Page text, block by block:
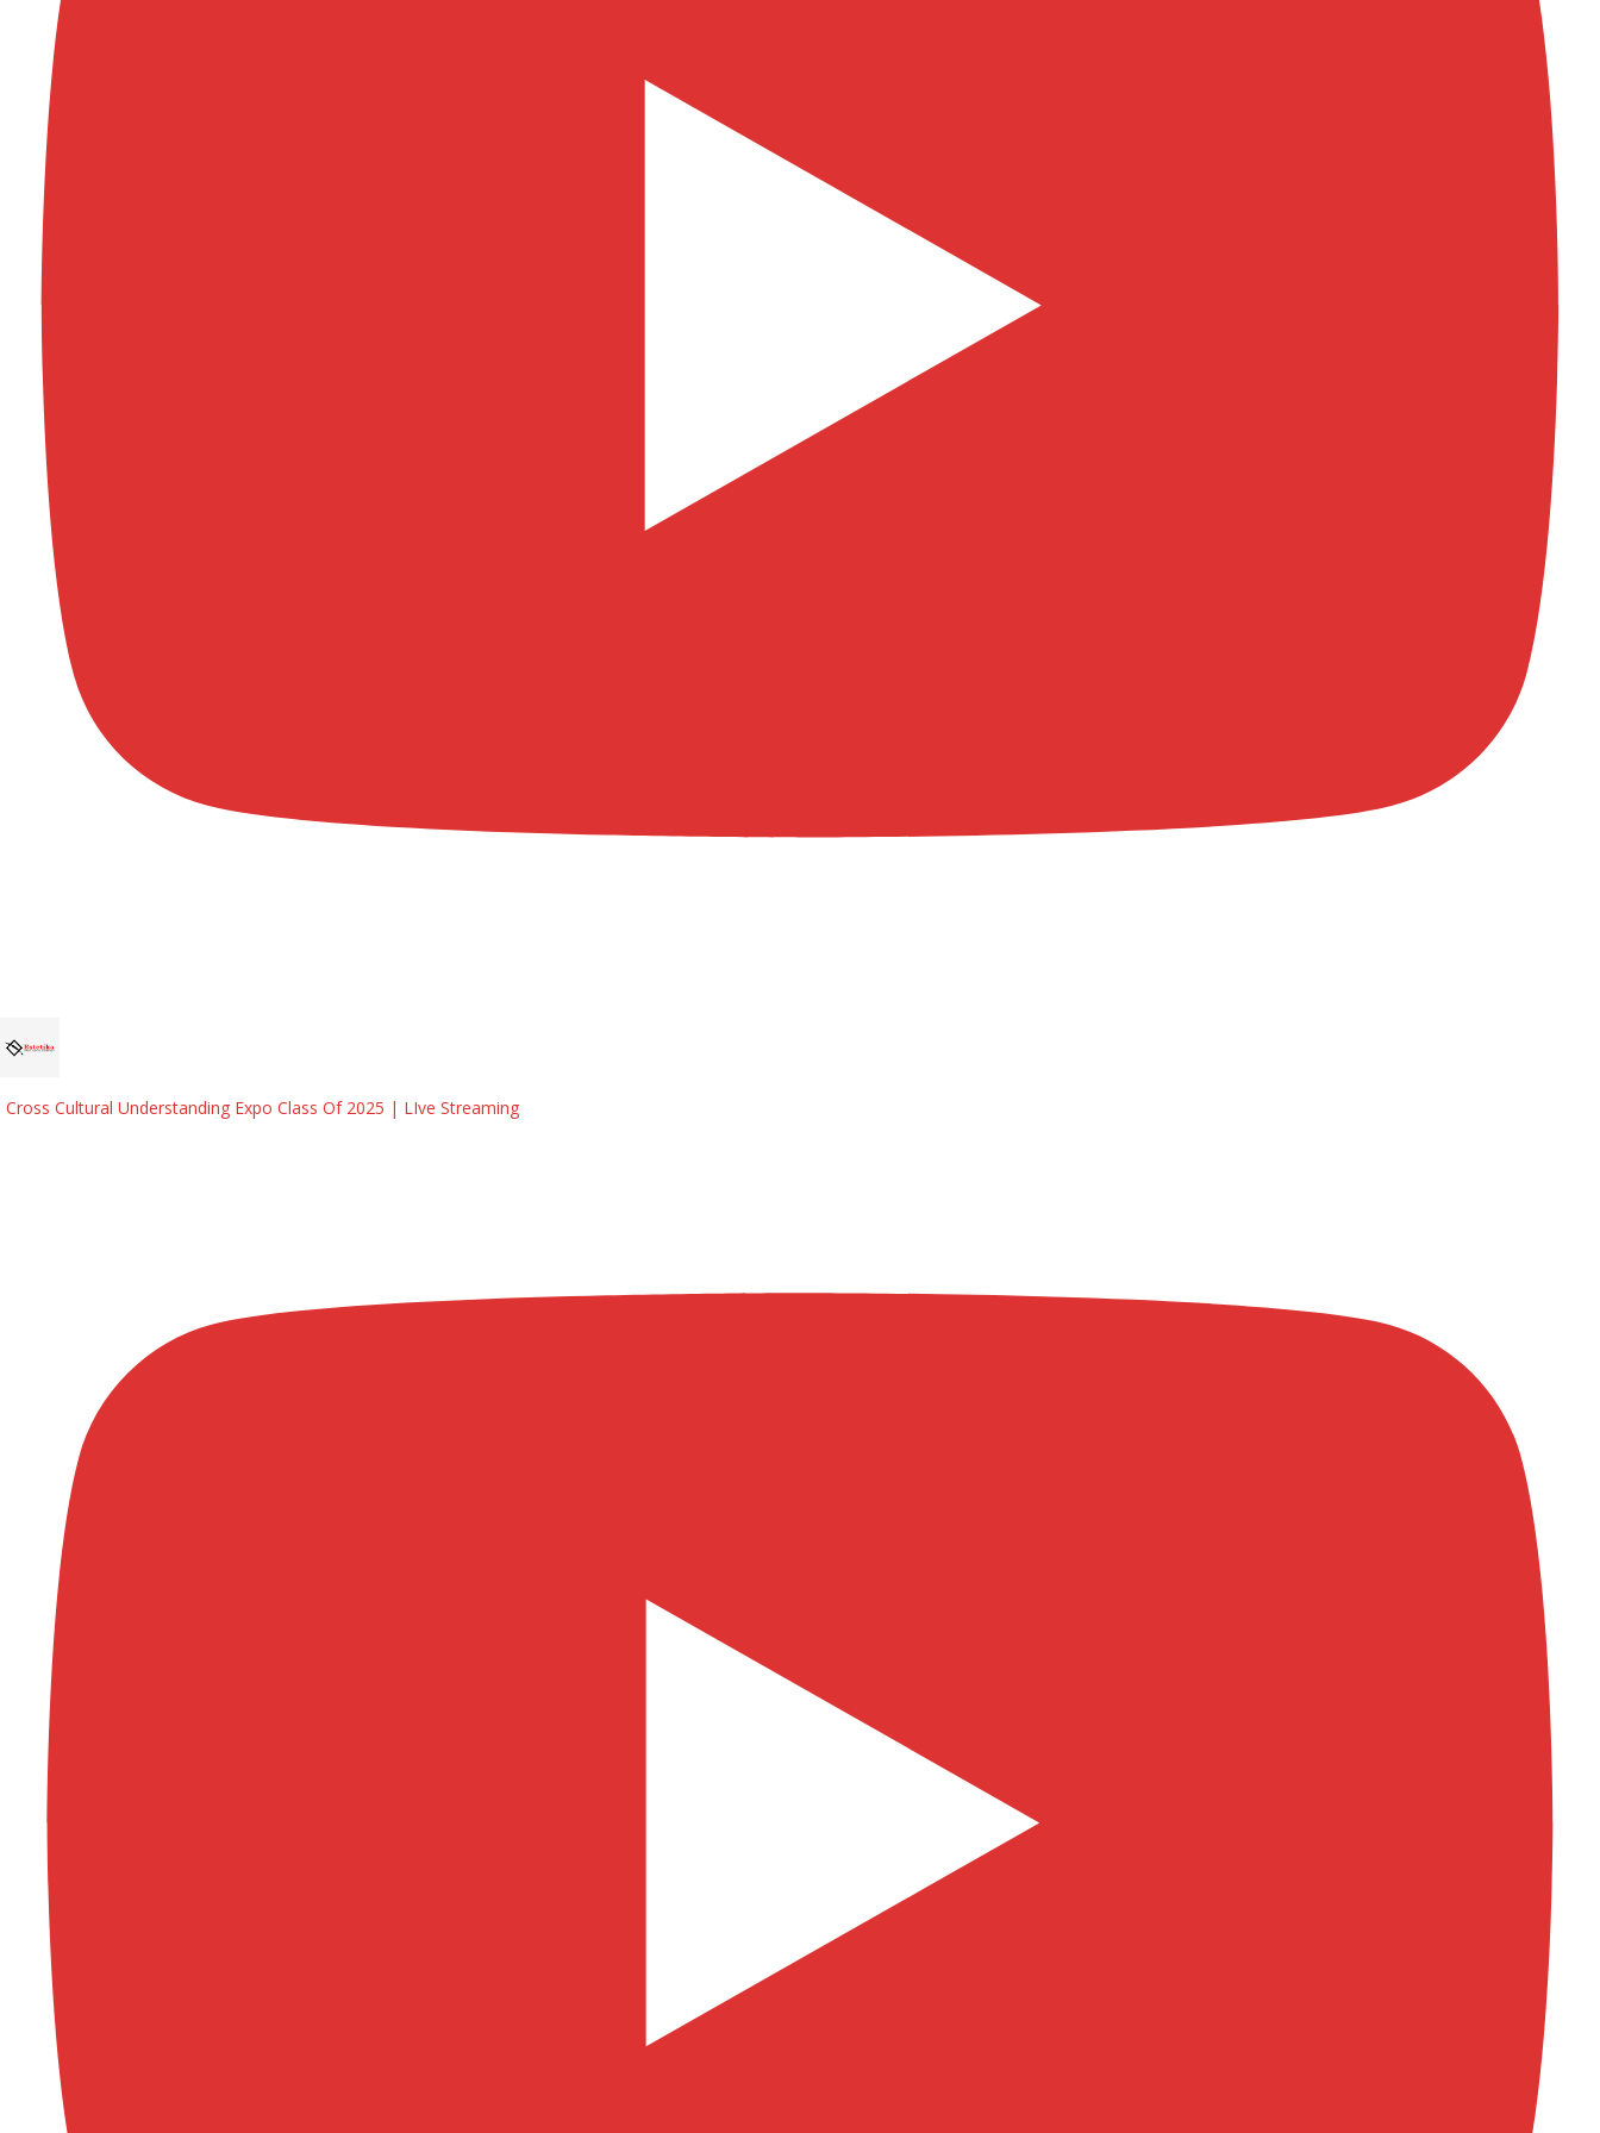
Cross Cultural Understanding Expo Class Of 2025 | LIve Streaming